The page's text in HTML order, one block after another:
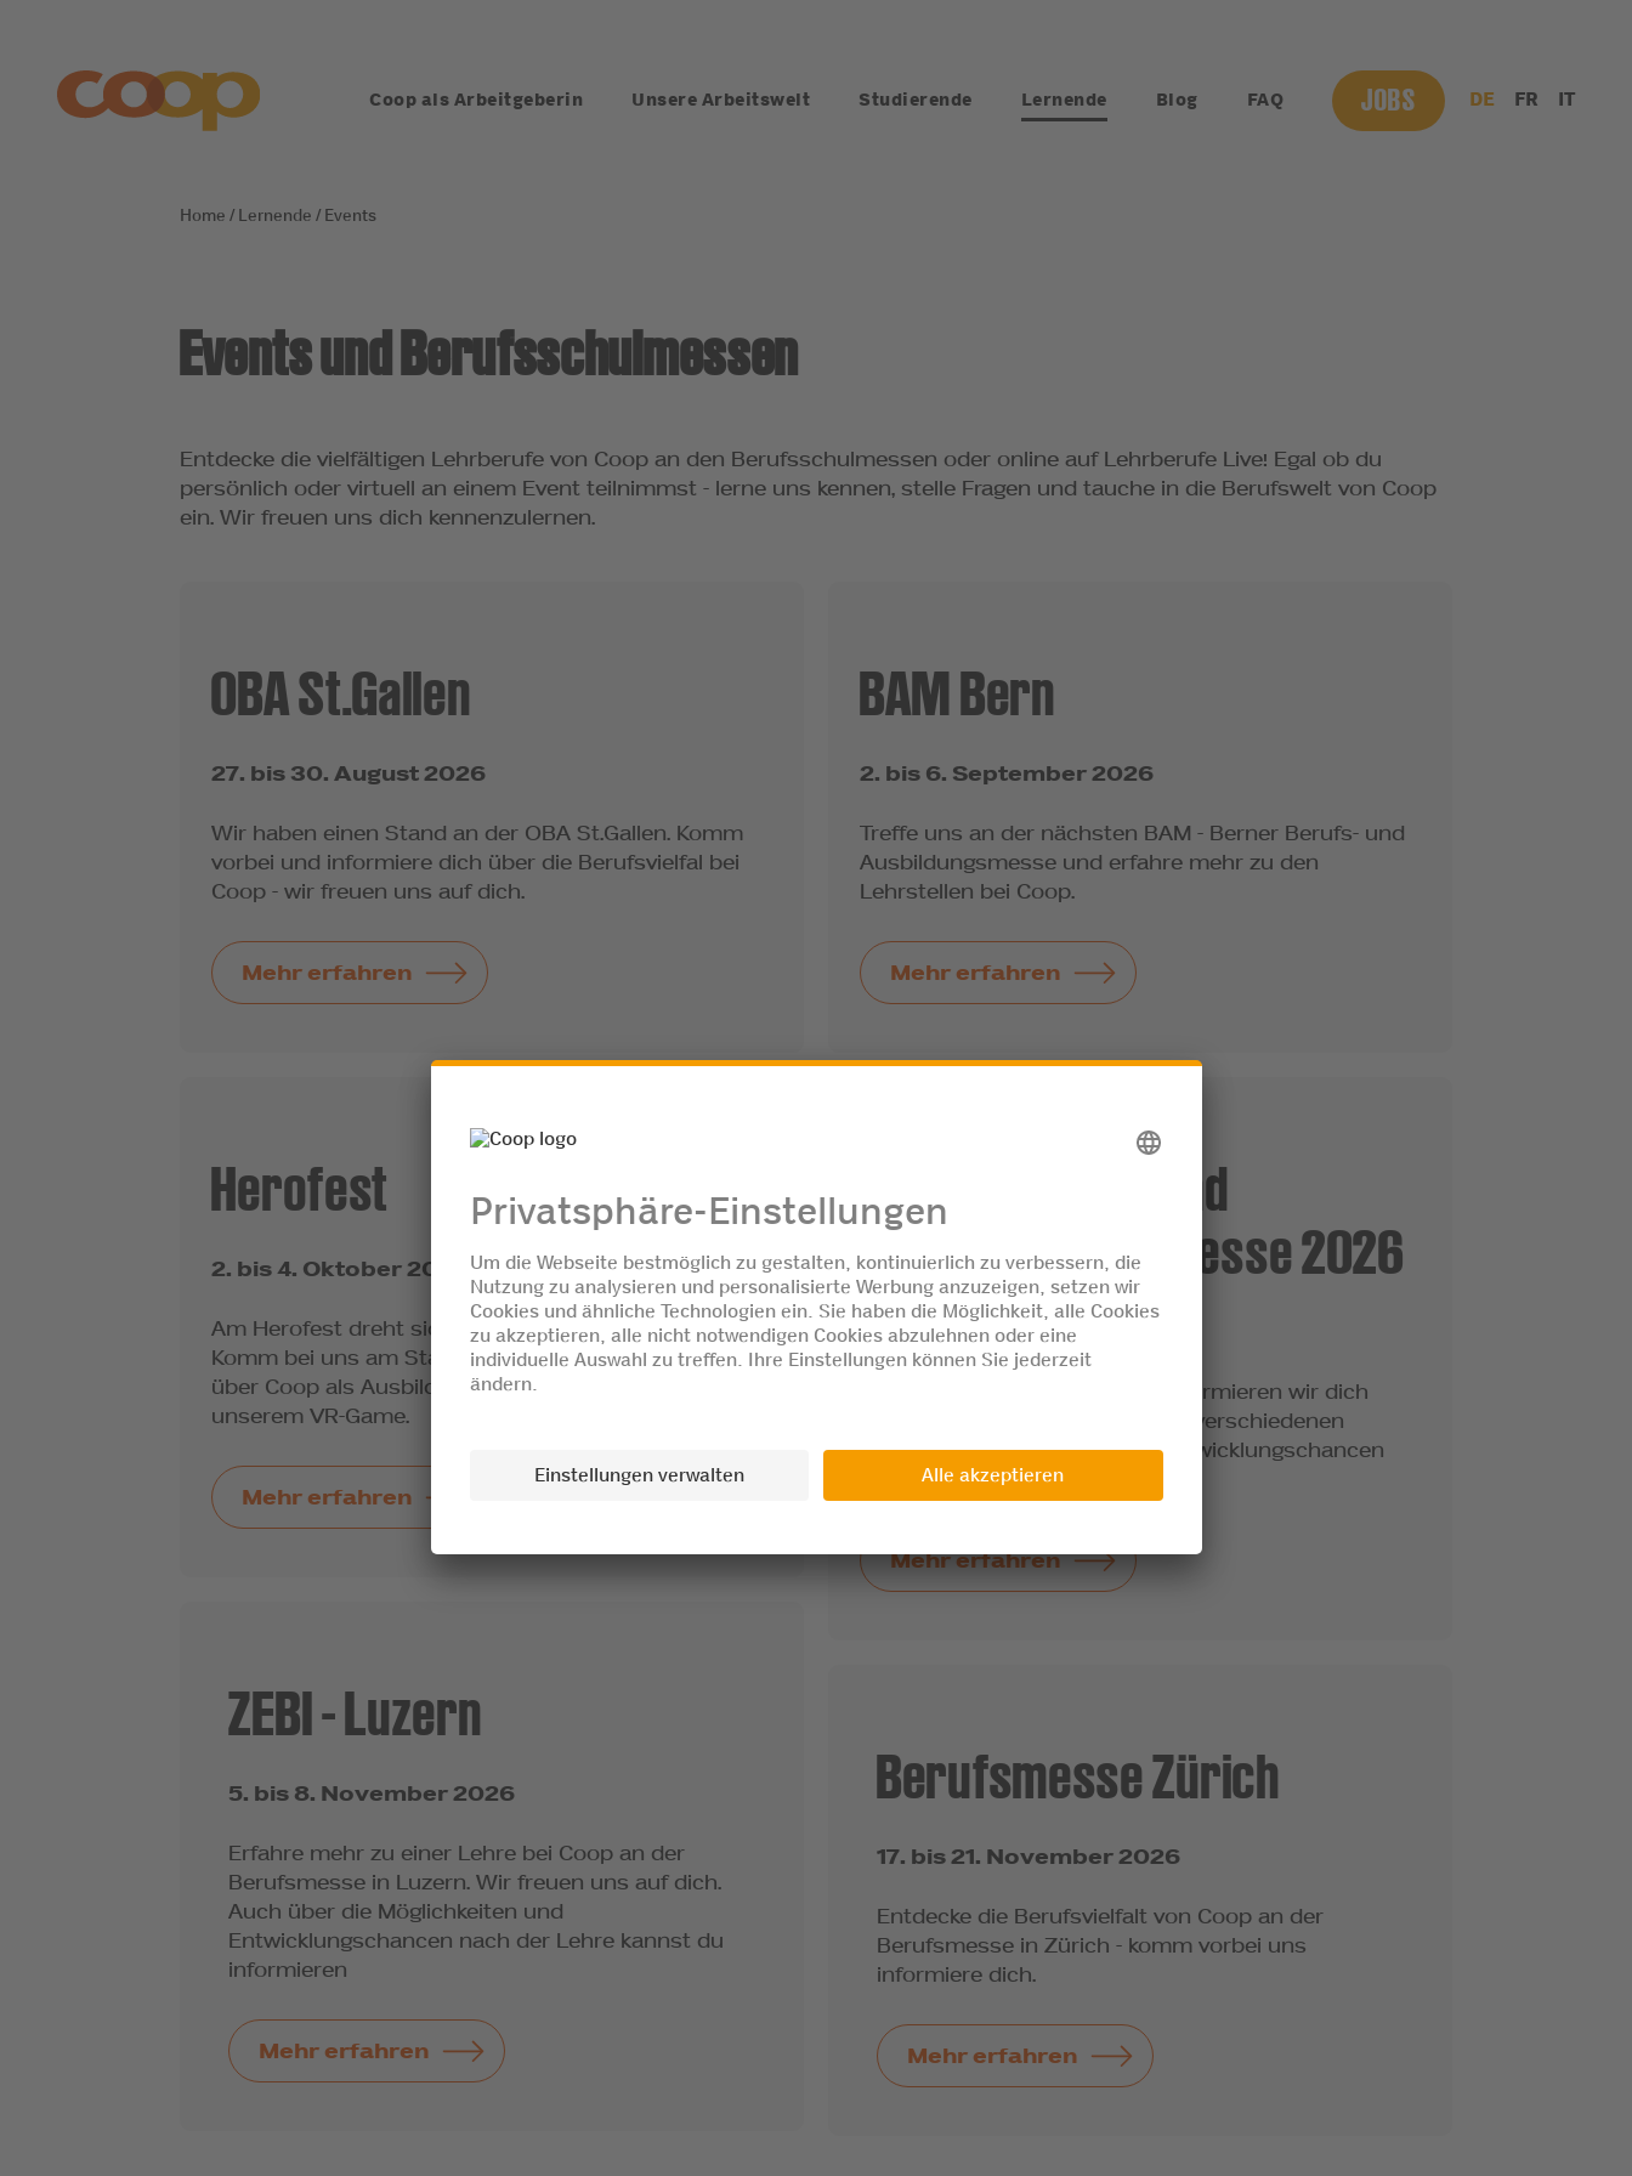
Coop als Arbeitgeberin Unsere Arbeitswelt Studierende Lernende Blog FAQ JOBS DE FR IT
Lernende Events
Events und Berufsschulmessen
Entdecke die vielfältigen Lehrberufe von Coop an den Berufsschulmessen oder online auf Lehrberufe Live! Egal ob du
persönlich oder virtuell an einem Event teilnimmst - lerne uns kennen, stelle Fragen und tauche in die Berufswelt von Coop
ein. Wir freuen uns dich kennenzulernen.
27. bis 30. August 2026
OBA St.Gallen
Wir haben einen Stand an der OBA St.Gallen. Komm
vorbei und informiere dich über die Berufsvielfal bei
Coop - wir freuen uns auf dich.
Mehr erfahren
2. bis 4. Oktober 2026
Herofest
Am Herofest dreht sich alles um das Thema Gaming.
Komm bei uns am Stand vorbei und erfahre etwas
über Coop als Ausbildungsbetrieb und habe Spass an
unserem VR-Game.
Mehr erfahren
5. bis 8. November 2026
ZEBI - Luzern
Erfahre mehr zu einer Lehre bei Coop an der
Berufsmesse in Luzern. Wir freuen uns auf dich.
Auch über die Möglichkeiten und
Entwicklungschancen nach der Lehre kannst du
informieren
Mehr erfahren
2. bis 6. September 2026
BAM Bern
Treffe uns an der nächsten BAM - Berner Berufs- und
Ausbildungsmesse und erfahre mehr zu den
Lehrstellen bei Coop.
Mehr erfahren
15. bis 17. Oktober 2026
Basler Berufs- und
Weiterbildungsmesse 2026
An der Berufsmesse in Basel informieren wir dich
gerne über die Berufsvielfalt, die verschiedenen
Berufslehren und über deine Entwicklungschancen
bei Coop.
Mehr erfahren
17. bis 21. November 2026
Berufsmesse Zürich
Entdecke die Berufsvielfalt von Coop an der
Berufsmesse in Zürich - komm vorbei uns
informiere dich.
Mehr erfahren